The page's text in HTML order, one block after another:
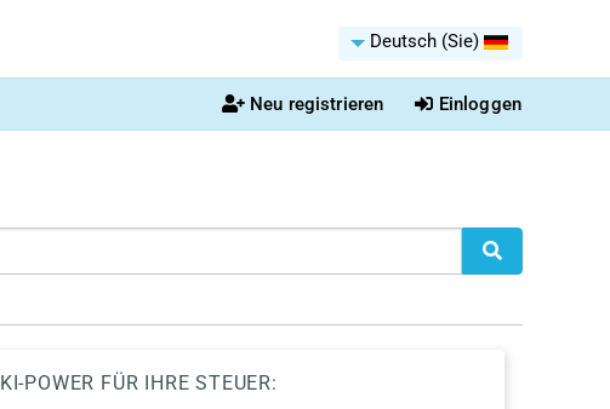
Deutsch (Sie)
Neu registrieren Einloggen
KI-POWER FÜR IHRE STEUER: